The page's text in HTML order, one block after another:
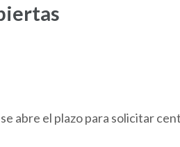
abre el plazo para solicitar